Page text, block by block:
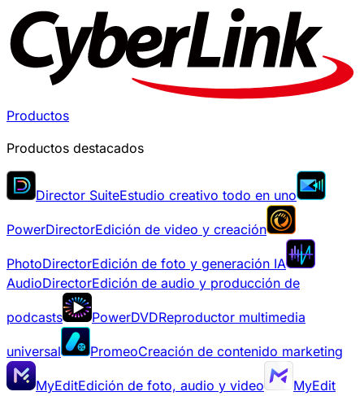
Productos
Productos destacados
Director SuiteEstudio creativo todo en uno
PowerDirectorEdición de video y creación
PhotoDirectorEdición de foto y generación IA
AudioDirectorEdición de audio y producción de
podcasts PowerDVDReproductor multimedia
universal PromeoCreación de contenido marketing
MyEditEdición de foto, audio y video
MyEdit